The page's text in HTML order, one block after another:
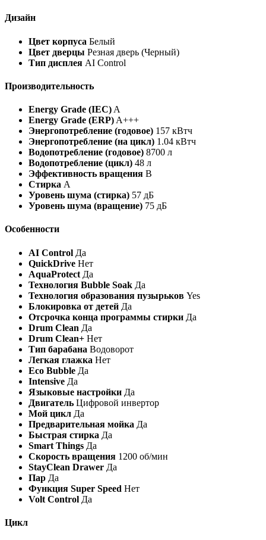
Дизайн
Цвет корпуса Белый
Цвет дверцы Резная дверь (Черный)
Тип дисплея AI Control
Производительность
Energy Grade (IEC) A
Energy Grade (ERP) A+++
Энергопотребление (годовое) 157 кВтч
Энергопотребление (на цикл) 1.04 кВтч
Водопотребление (годовое) 8700 л
Водопотребление (цикл) 48 л
Эффективность вращения B
Стирка A
Уровень шума (стирка) 57 дБ
Уровень шума (вращение) 75 дБ
Особенности
AI Control Да
QuickDrive Нет
AquaProtect Да
Технология Bubble Soak Да
Технология образования пузырьков Yes
Блокировка от детей Да
Отсрочка конца программы стирки Да
Drum Clean Да
Drum Clean+ Нет
Тип барабана Водоворот
Легкая глажка Нет
Eco Bubble Да
Intensive Да
Языковые настройки Да
Двигатель Цифровой инвертор
Мой цикл Да
Предварительная мойка Да
Быстрая стирка Да
Smart Things Да
Скорость вращения 1200 об/мин
StayClean Drawer Да
Пар Да
Функция Super Speed Нет
Volt Control Да
Цикл